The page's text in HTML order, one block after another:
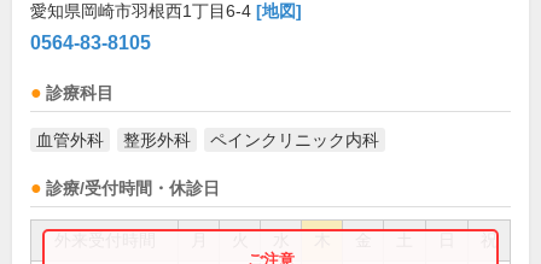
愛知県岡崎市羽根西1丁目6-4 [地図]
0564-83-8105
診療科目
血管外科 整形外科 ペインクリニック内科
診療/受付時間・休診日
祝